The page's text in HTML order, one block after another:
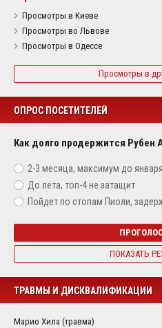
Просмотры в Киеве
Просмотры во Львове
Просмотры в Одессе
Просмотры в
ОПРОС ПОСЕТИТЕЛЕЙ
Как долго продержится Рубен
2-3 месяца, максимум до января
До лета, топ-4 не затащит
Пойдет по стопам Пиоли,
ПОКАЗАТЬ
ТРАВМЫ И ДИСКВАЛИФИКАЦИИ
Марио Хила (травма)